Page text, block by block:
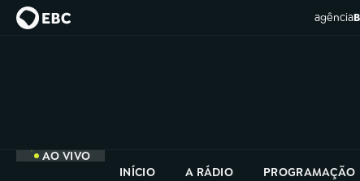
agência
AO VIVO
INÍCIO
A RÁDIO PROGRAMAÇÃO